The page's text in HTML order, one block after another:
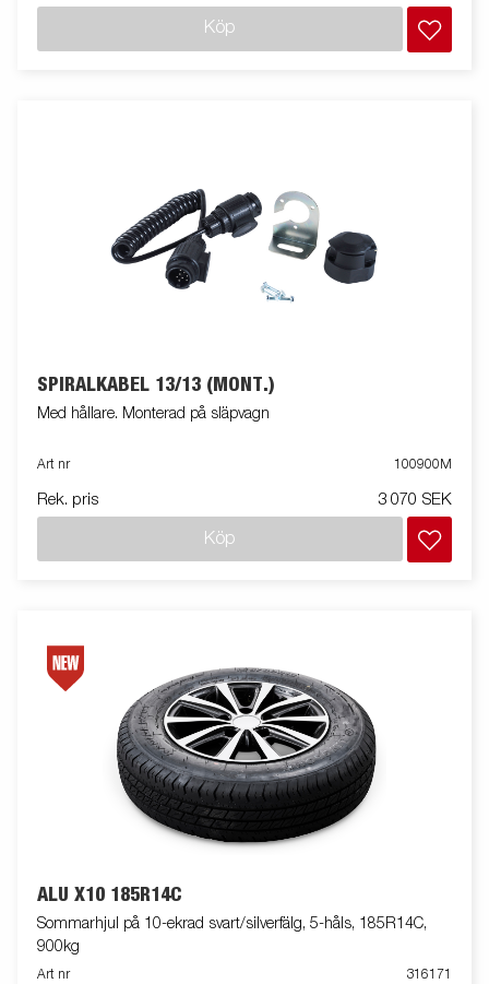
Köp
SPIRALKABEL 13/13 (MONT.)
Med hållare. Monterad på släpvagn
Art nr 100900M
Rek. pris 3 070 SEK
Köp
ALU X10 185R14C
Sommarhjul på 10-ekrad svart/silverfälg, 5-håls, 185R14C,
900kg
Art nr 316171